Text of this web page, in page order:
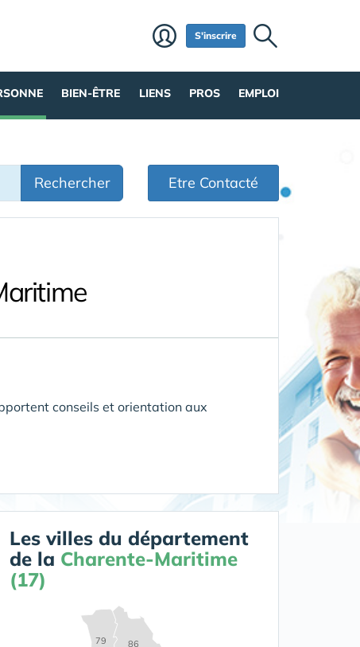
S'inscrire
BIEN-ÊTRE LIENS PROS EMPLOI
Rechercher Etre Contacté
conseils et orientation aux
Les villes du département
de la Charente-Maritime
(17)
79 86